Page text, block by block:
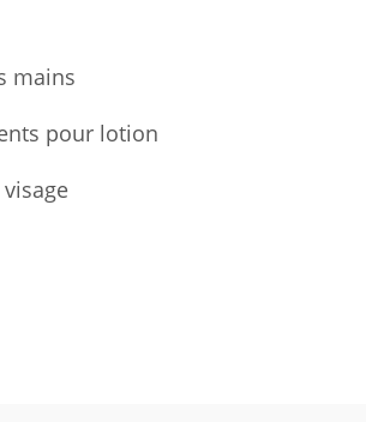
mains
pour lotion